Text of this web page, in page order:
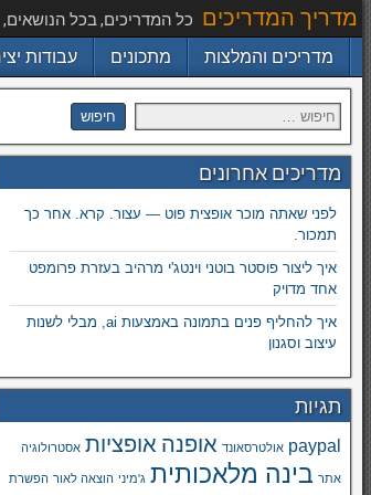
מדריך המדריכים כל המדריכים, בכל
מדריכים והמלצות מתכונים עבודות
מדריכים אחרונים
לפני שאתה מוכר אופצית פוט — עצור. קרא. אחר כך
תמכור.
איך ליצור פוסטר בוטני וינטג'י מרהיב בעזרת פרומפט
אחד מדויק
איך להחליף פנים בתמונה באמצעות ai, מבלי לשנות
עיצוב וסגנון
תגיות
paypal אולטרסאונד אופנה אופציות אסטרולוגיה
אתר בינה מלאכותית ג'מיני הוצאה לאור הפשרת